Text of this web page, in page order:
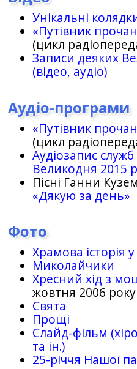
Унікальні
«Путівник
(цикл
Записи деяких
(відео, аудіо)
Аудіо-програми
«Путівник
(цикл
Аудіозапис
Великодня 2015
Пісні Ганни
«Дякую за день»
Фото
Храмова історія
Миколайчики
Хресний хід з
жовтня 2006 року
Свята
Прощі
Слайд-фільм
та ін.)
25-рiччя Нашої